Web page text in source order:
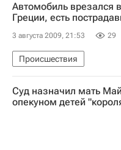
Автомобиль врезался
Греции, есть
3 августа 2009, 21:53 29
Происшествия
Суд назначил мать
опекуном детей